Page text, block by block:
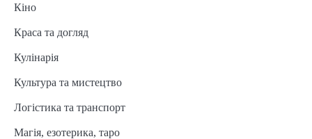
Кіно
Краса та догляд
Кулінарія
Культура та мистецтво
Логістика та транспорт
Магія, езотерика, таро